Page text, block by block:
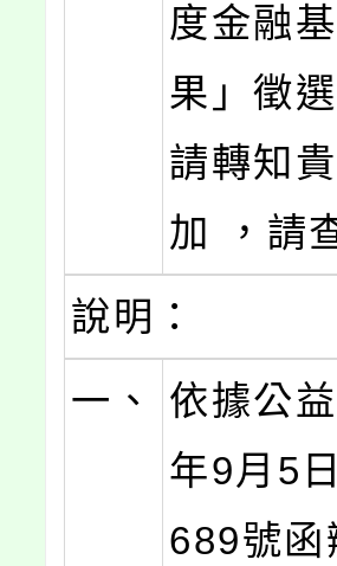
度金融
果」徵
請轉知
加 ，請
說明：
一、
依據公
年9月5
689號函